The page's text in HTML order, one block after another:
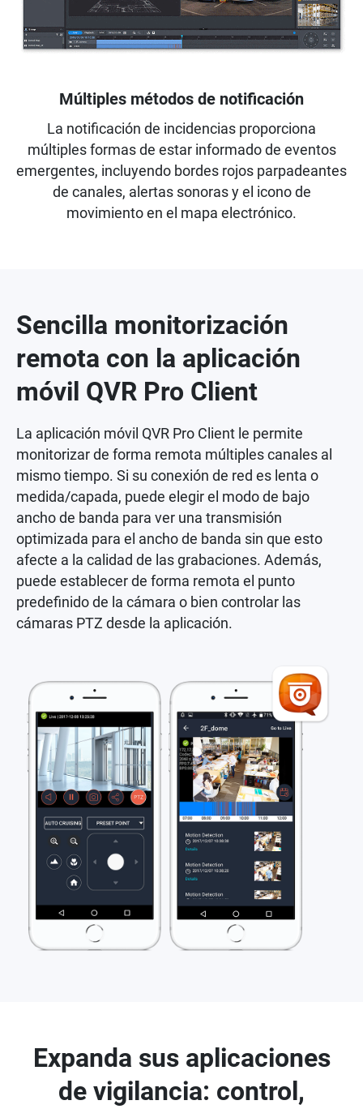
Múltiples métodos de notificación
La notificación de incidencias proporciona
múltiples formas de estar informado de eventos
emergentes, incluyendo bordes rojos parpadeantes
de canales, alertas sonoras y el icono de
movimiento en el mapa electrónico.
Sencilla monitorización
remota con la aplicación
móvil QVR Pro Client
La aplicación móvil QVR Pro Client le permite
monitorizar de forma remota múltiples canales al
mismo tiempo. Si su conexión de red es lenta o
medida/capada, puede elegir el modo de bajo
ancho de banda para ver una transmisión
optimizada para el ancho de banda sin que esto
afecte a la calidad de las grabaciones. Además,
puede establecer de forma remota el punto
predefinido de la cámara o bien controlar las
cámaras PTZ desde la aplicación.
Expanda sus aplicaciones
de vigilancia: control,